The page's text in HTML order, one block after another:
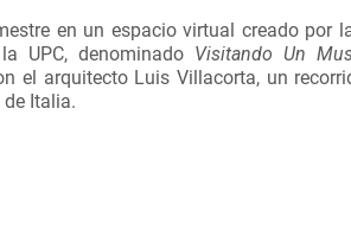
en un espacio virtual creado por
UPC, denominado Visitando Un
el arquitecto Luis Villacorta, un
Italia.